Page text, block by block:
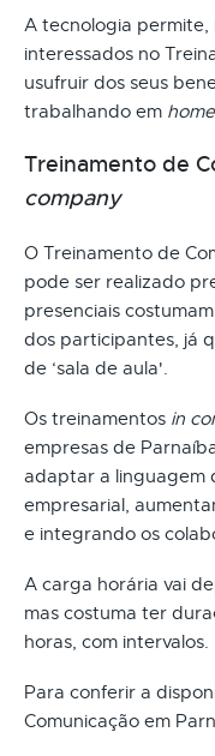
A tecnologia permite,
interessados no
usufruir dos seus
trabalhando em
Treinamento de
company
O Treinamento de
pode ser realizado
presenciais
dos participantes, já
de ‘sala de aula'.
Os treinamentos in
empresas de
adaptar a linguagem
empresarial,
e integrando os
A carga horária vai
mas costuma ter
horas, com intervalos.
Para conferir a
Comunicação em